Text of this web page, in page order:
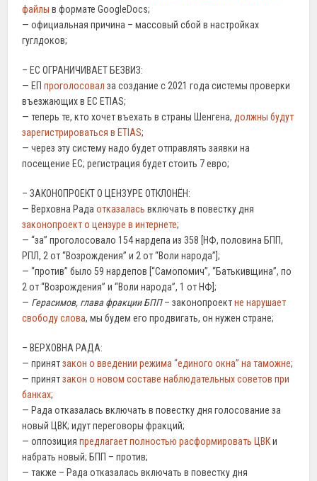
файлы в формате GoogleDocs;
— официальная причина – массовый сбой в настройках
гуглдоков;
– ЕС ОГРАНИЧИВАЕТ БЕЗВИЗ:
— ЕПпроголосовал за создание с 2021 года системы проверки
въезжающих в ЕС ETIAS;
— теперь те, кто хочет въехать в страны Шенгена, должны будут
зарегистрироваться в ETIAS;
— через эту систему надо будет отправлять заявки на
посещение ЕС; регистрация будет стоить 7 евро;
– ЗАКОНОПРОЕКТ О ЦЕНЗУРЕ ОТКЛОНЁН:
— Верховна Радаотказалась включать в повестку дня
законопроект о цензуре в интернете;
— “за” проголосовало 154 нардепа из 358 [НФ, половина БПП,
РПЛ, 2 от “Возрождения” и 2 от “Воли народа”];
— “против” было 59 нардепов [“Самопомич”, “Батькивщина”, по
2 от “Возрождения” и “Воли народа”, 1 от НФ];
— Герасимов, глава фракции БПП– законопроектне нарушает
свободу слова, мы будем его продвигать, он нужен стране;
– ВЕРХОВНА РАДА:
— принятзакон о введении режима “единого окна” на таможне;
— принятзакон о новом составе наблюдательных советов при
банках;
— Рада отказалась включать в повестку дня голосование за
новый ЦВК; идут переговоры фракций;
— оппозицияпредлагает полностью расформировать ЦВКи
набрать новый; БПП – против;
— также – Рада отказалась включать в повестку дня